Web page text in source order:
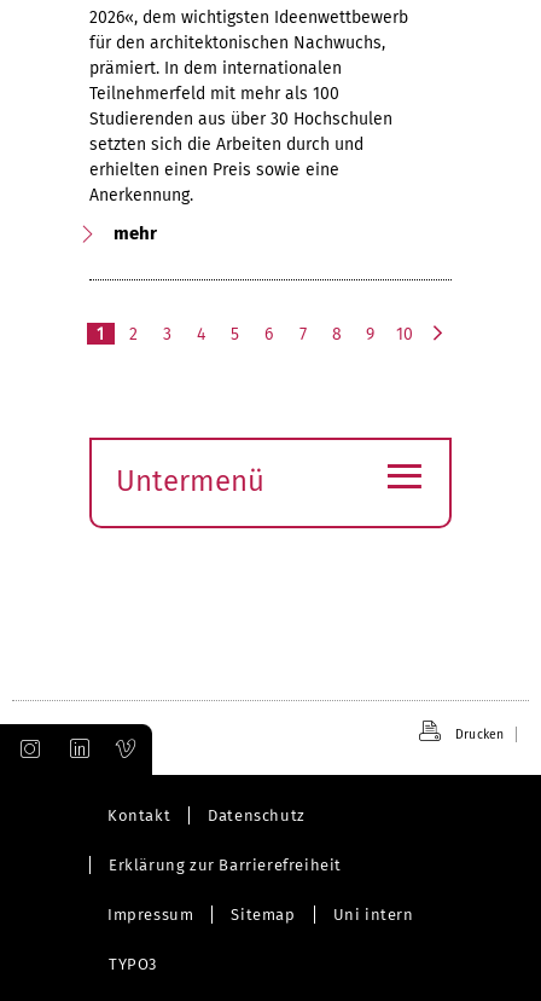
2026«, dem wichtigsten Ideenwettbewerb
für den architektonischen Nachwuchs,
prämiert. In dem internationalen
Teilnehmerfeld mit mehr als 100
Studierenden aus über 30 Hochschulen
setzten sich die Arbeiten durch und
erhielten einen Preis sowie eine
Anerkennung.
mehr
1 2 3 4 5 6 7 8 9
10
Untermenü
≡
Drucken
Kontakt Datenschutz
Erklärung zur Barrierefreiheit
Impressum Sitemap Uni intern
TYPO3